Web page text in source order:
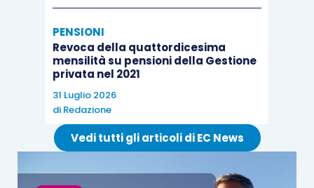
PENSIONI
Revoca della quattordicesima
mensilità su pensioni della Gestione
privata nel 2021
31 Luglio 2026
di Redazione
Vedi tutti gli articoli di EC News